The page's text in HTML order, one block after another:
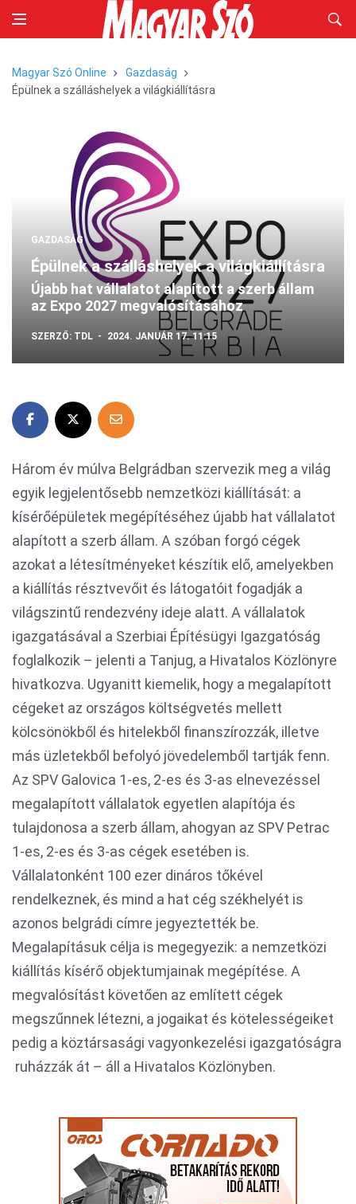
Magyar Szó Online
Gazdaság
Épülnek a szálláshelyek a világkiállításra
GAZDASÁG
Épülnek a szálláshelyek a világkiállításra
Újabb hat vállalatot alapított a szerb állam
az Expo 2027 megvalósításához
SZERZŐ: TDL 2024. JANUÁR 17. 11:15
Három év múlva Belgrádban szervezik meg a világ
egyik legjelentősebb nemzetközi kiállítását: a
kísérőépületek megépítéséhez újabb hat vállalatot
alapított a szerb állam. A szóban forgó cégek
azokat a létesítményeket készítik elő, amelyekben
a kiállítás résztvevőit és látogatóit fogadják a
világszintű rendezvény ideje alatt. A vállalatok
igazgatásával a Szerbiai Építésügyi Igazgatóság
foglalkozik – jelenti a Tanjug, a Hivatalos Közlönyre
hivatkozva. Ugyanitt kiemelik, hogy a megalapított
cégeket az országos költségvetés mellett
kölcsönökből és hitelekből finanszírozzák, illetve
más üzletekből befolyó jövedelemből tartják fenn.
Az SPV Galovica 1-es, 2-es és 3-as elnevezéssel
megalapított vállalatok egyetlen alapítója és
tulajdonosa a szerb állam, ahogyan az SPV Petrac
1-es, 2-es és 3-as cégek esetében is.
Vállalatonként 100 ezer dináros tőkével
rendelkeznek, és mind a hat cég székhelyét is
azonos belgrádi címre jegyeztették be.
Megalapításuk célja is megegyezik: a nemzetközi
kiállítás kísérő objektumjainak megépítése. A
megvalósítást követően az említett cégek
megszűnnek létezni, a jogaikat és kötelességeiket
pedig a köztársasági vagyonkezelési igazgatóságra
ruházzák át – áll a Hivatalos Közlönyben.